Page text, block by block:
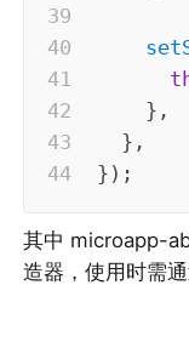
} ,
} ,
} ) ;
其中 microapp-
造器，使用时需